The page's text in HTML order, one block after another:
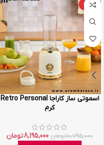
-24%
اسموتی ساز کاراجا Retro Personal
کرم
10,795,000تومان 8,195,000تومان